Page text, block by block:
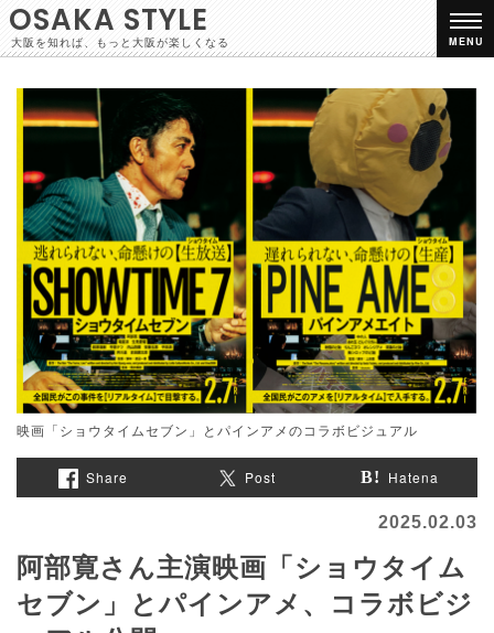
OSAKA STYLE
大阪を知れば、もっと大阪が楽しくなる MENU
映画「ショウタイムセブン」とパインアメのコラボビジュアル
Share Post Hatena
2025.02.03
阿部寛さん主演映画「ショウタイム
セブン」とパインアメ、コラボビジ